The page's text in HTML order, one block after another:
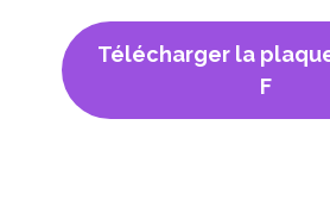
Télécharger la
F